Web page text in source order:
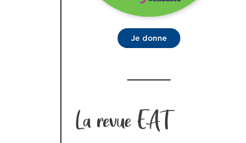
Je donne
La revue EAT